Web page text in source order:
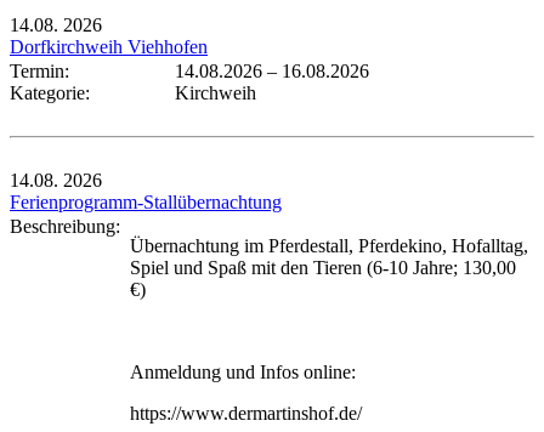
14.08. 2026
Dorfkirchweih Viehhofen
Termin:
14.08.2026 – 16.08.2026
Kategorie:
Kirchweih
14.08. 2026
Ferienprogramm-Stallübernachtung
Beschreibung:
Übernachtung im Pferdestall, Pferdekino, Hofalltag,
Spiel und Spaß mit den Tieren (6-10 Jahre; 130,00
€)
Anmeldung und Infos online:
https://www.dermartinshof.de/